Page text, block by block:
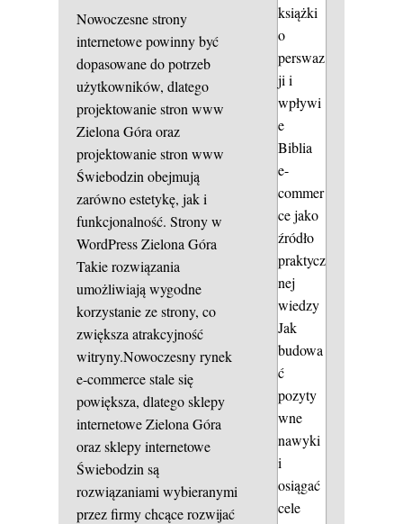
Nowoczesne strony
internetowe powinny być
dopasowane do potrzeb
użytkowników, dlatego
projektowanie stron www
Zielona Góra oraz
projektowanie stron www
Świebodzin obejmują
zarówno estetykę, jak i
funkcjonalność. Strony w
WordPress Zielona Góra
Takie rozwiązania
umożliwiają wygodne
korzystanie ze strony, co
zwiększa atrakcyjność
witryny.Nowoczesny rynek
e-commerce stale się
powiększa, dlatego sklepy
internetowe Zielona Góra
oraz sklepy internetowe
Świebodzin są
rozwiązaniami wybieranymi
przez firmy chcące rozwijać
książki
o
perswaz
ji i
wpływi
e
Biblia
e-
commer
ce jako
źródło
praktycz
nej
wiedzy
Jak
budowa
ć
pozyty
wne
nawyki
i
osiągać
cele